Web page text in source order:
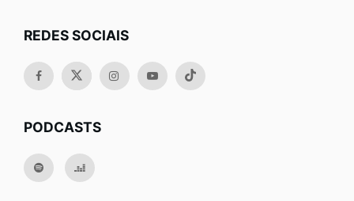
REDES SOCIAIS
PODCASTS